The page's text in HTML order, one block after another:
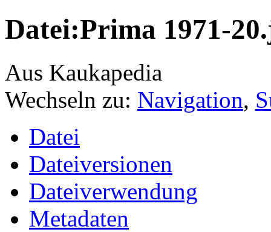
Datei:Prima 1971-
Aus Kaukapedia
Wechseln zu: Navigation,
Datei
Dateiversionen
Dateiverwendung
Metadaten